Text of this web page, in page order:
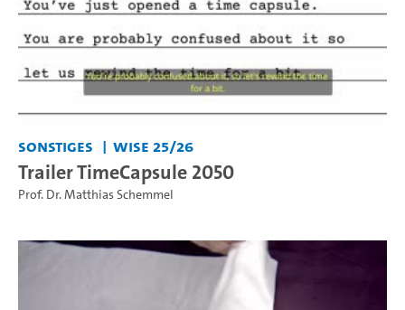
Sonstiges WiSe 25/26
Trailer TimeCapsule 2050
Prof. Dr. Matthias Schemmel